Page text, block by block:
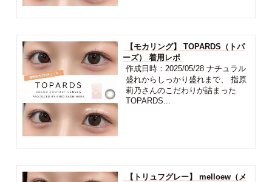
【モカリング】 TOPARDS（トパ
ーズ） 着用レポ
作成日時：2025/05/28 ナチュラル
盛れからしっかり盛れまで、 指原
莉乃さんのこだわりが詰まった
TOPARDS...
【トリュフグレー】 melloew（メ